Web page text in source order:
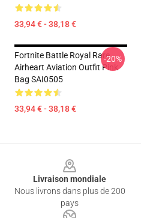
33,94 € - 38,18 €
Fortnite Battle Royal Rare
Airheart Aviation Outfit Pink
Bag SAI0505
33,94 € - 38,18 €
-20%
Livraison mondiale
Nous livrons dans plus de 200
pays